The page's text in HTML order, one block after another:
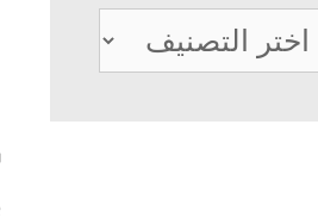
تصنيفات